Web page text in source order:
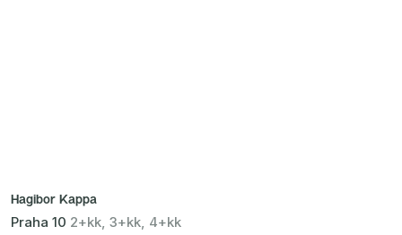
Hagibor Kappa
Praha 10 2+kk, 3+kk, 4+kk